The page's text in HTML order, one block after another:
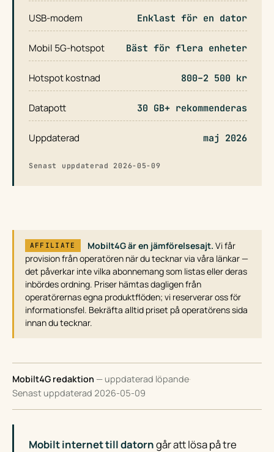
USB-modem Enklast för en dator
Mobil 5G-hotspot Bäst för flera enheter
Hotspot kostnad 800–2 500 kr
Datapott 30 GB+ rekommenderas
Uppdaterad maj 2026
Senast uppdaterad 2026-05-09
AFFILIATE Mobilt4G är en jämförelsesajt. Vi får
provision från operatören när du tecknar via våra länkar —
det påverkar inte vilka abonnemang som listas eller deras
inbördes ordning. Priser hämtas dagligen från
operatörernas egna produktflöden; vi reserverar oss för
informationsfel. Bekräfta alltid priset på operatörens sida
innan du tecknar.
Mobilt4G redaktion — uppdaterad löpande·
Senast uppdaterad 2026-05-09
Mobilt internet till datorngår att lösa på tre